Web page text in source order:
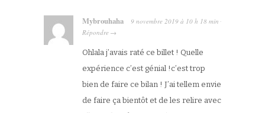
Mybrouhaha 9 novembre 2019 à 10 h 18 min ·
Répondre →
Ohlala j’avais raté ce billet ! Quelle
expérience c’est génial !c’est trop
bien de faire ce bilan ! J’ai tellem envie
de faire ça bientôt et de les relire avec